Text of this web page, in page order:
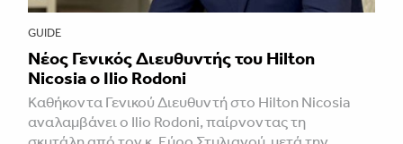
GUIDE
Νέος Γενικός Διευθυντής του Hilton
Nicosia ο Ilio Rodoni
Καθήκοντα Γενικού Διευθυντή στο Hilton Nicosia
αναλαμβάνει ο Ilio Rodoni, παίρνοντας τη